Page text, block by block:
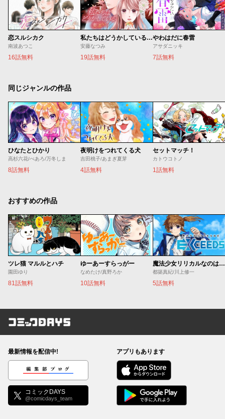
恋スルシカク
南波あつこ
16話無料
私たちはどうかしている 妻恋い
安藤なつみ
19話無料
やわはだに春雷
アサダニッキ
7話無料
同じジャンルの作品
ひなたとひかり
高杉六花/べあろ/万冬しま
8話無料
夜明けをつれてくる犬
吉田桃子/あまぎ夏芽
4話無料
セットマッチ！
カトウコトノ
1話無料
おすすめの作品
ツレ猫 マルルとハチ
園田ゆり
81話無料
ゆーあーすらっがー
なめたけ/真野ろか
10話無料
魔法少女リリカルなのは EXCEEDS
都築真紀/川上修一
5話無料
コミックDAYS
最新情報を配信中!
編集部ブログ
コミックDAYS
@comicdays_team
アプリもあります